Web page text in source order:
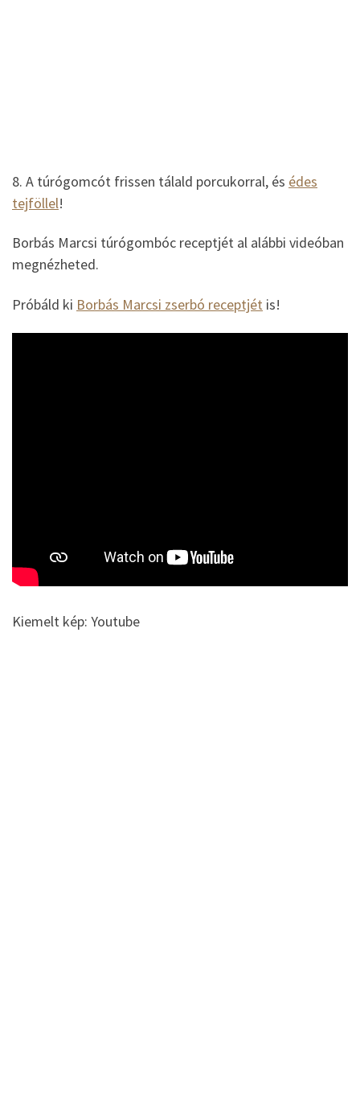
8. A túrógomcót frissen tálald porcukorral, és édes
tejföllel!
Borbás Marcsi túrógombóc receptjét al alábbi videóban
megnézheted.
Próbáld ki Borbás Marcsi zserbó receptjét is!
Kiemelt kép: Youtube